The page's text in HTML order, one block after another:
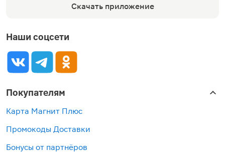
Скачать приложение
Наши соцсети
Покупателям
Карта Магнит Плюс
Промокоды Доставки
Бонусы от партнёров